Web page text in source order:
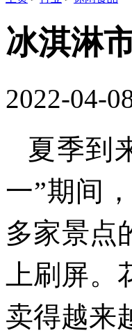
冰淇淋
2022-04-
夏季到
一”期间
多家景点
上刷屏
卖得越来